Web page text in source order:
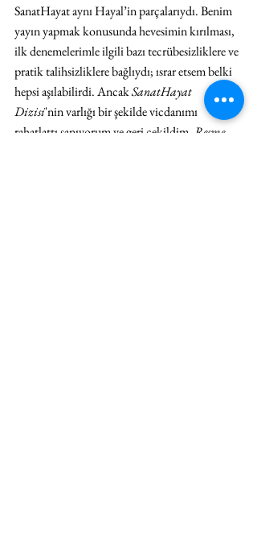
SanatHayat aynı Hayal’in parçalarıydı. Benim
yayın yapmak konusunda hevesimin kırılması,
ilk denemelerimle ilgili bazı tecrübesizliklere ve
pratik talihsizliklere bağlıydı; ısrar etsem belki
hepsi aşılabilirdi. Ancak SanatHayat
Dizisi'nin varlığı bir şekilde vicdanımı
rahatlattı sanıyorum ve geri çekildim. Resme